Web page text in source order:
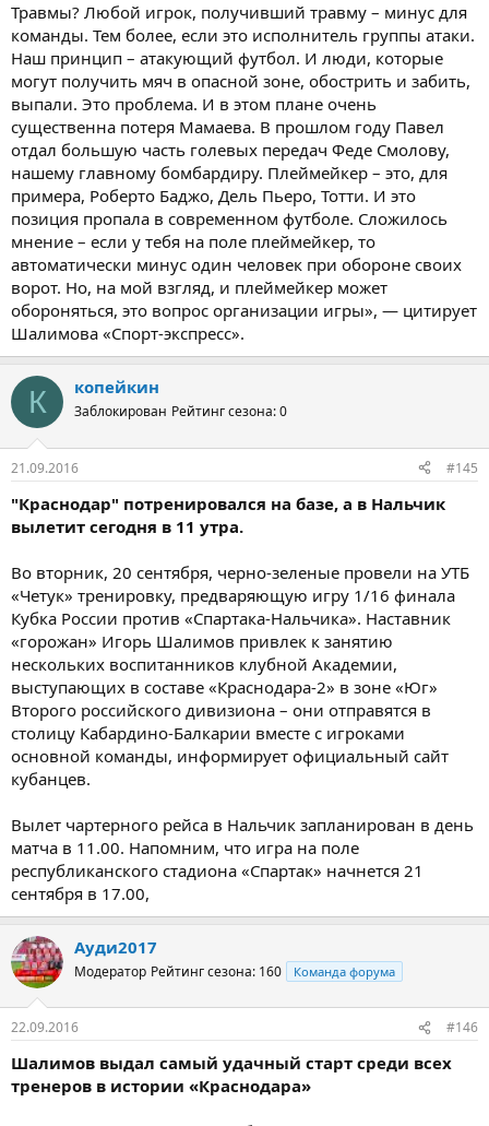
Травмы? Любой игрок, получивший травму – минус для
команды. Тем более, если это исполнитель группы атаки.
Наш принцип – атакующий футбол. И люди, которые
могут получить мяч в опасной зоне, обострить и забить,
выпали. Это проблема. И в этом плане очень
существенна потеря Мамаева. В прошлом году Павел
отдал большую часть голевых передач Феде Смолову,
нашему главному бомбардиру. Плеймейкер – это, для
примера, Роберто Баджо, Дель Пьеро, Тотти. И это
позиция пропала в современном футболе. Сложилось
мнение – если у тебя на поле плеймейкер, то
автоматически минус один человек при обороне своих
ворот. Но, на мой взгляд, и плеймейкер может
обороняться, это вопрос организации игры», — цитирует
Шалимова «Спорт-экспресс».
К копейкин
Заблокирован Рейтинг сезона: 0
21.09.2016 #145
"Краснодар" потренировался на базе, а в Нальчик
вылетит сегодня в 11 утра.
Во вторник, 20 сентября, черно-зеленые провели на УТБ
«Четук» тренировку, предваряющую игру 1/16 финала
Кубка России против «Спартака-Нальчика». Наставник
«горожан» Игорь Шалимов привлек к занятию
нескольких воспитанников клубной Академии,
выступающих в составе «Краснодара-2» в зоне «Юг»
Второго российского дивизиона – они отправятся в
столицу Кабардино-Балкарии вместе с игроками
основной команды, информирует официальный сайт
кубанцев.
Вылет чартерного рейса в Нальчик запланирован в день
матча в 11.00. Напомним, что игра на поле
республиканского стадиона «Спартак» начнется 21
сентября в 17.00,
Ауди2017
Модератор Рейтинг сезона: 160 Команда форума
22.09.2016 #146
Шалимов выдал самый удачный старт среди всех
тренеров в истории «Краснодара»